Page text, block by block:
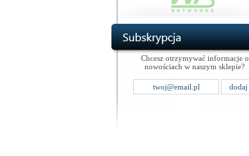
Chcesz otrzymywać informacje o
nowościach w naszym sklepie?